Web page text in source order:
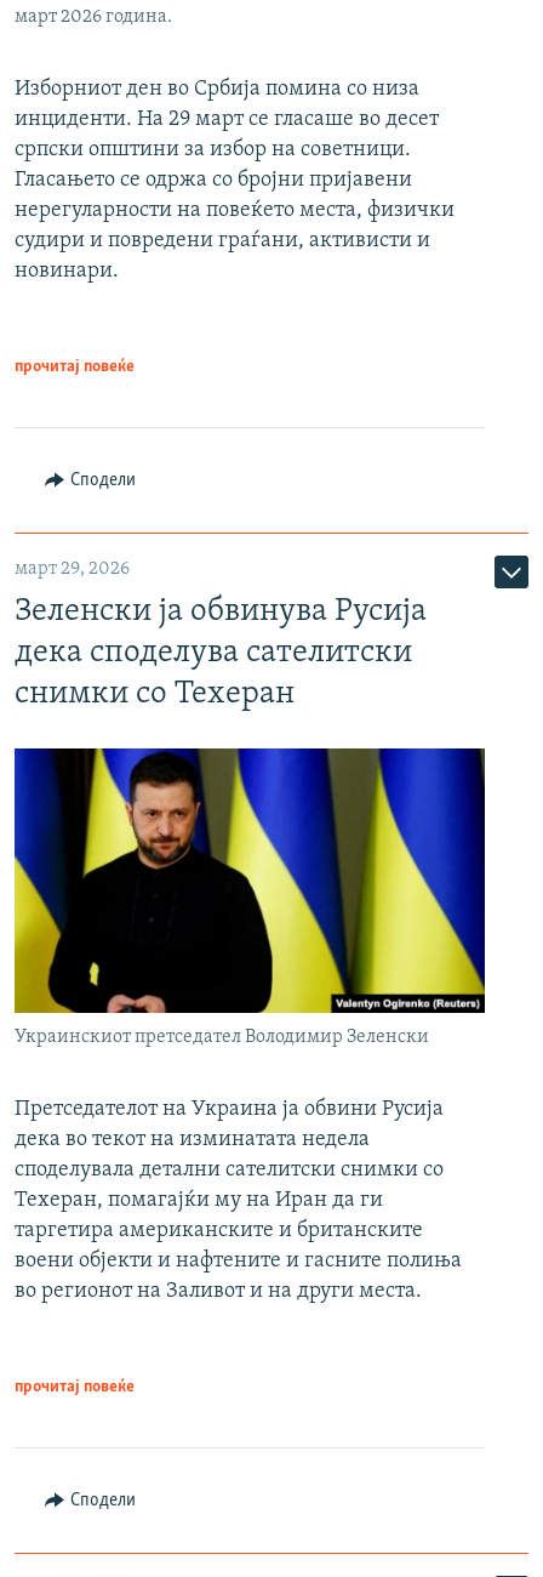
март 2026 година.
Изборниот ден во Србија помина со низа
инциденти. На 29 март се гласаше во десет
српски општини за избор на советници.
Гласањето се одржа со бројни пријавени
нерегуларности на повеќето места, физички
судири и повредени граѓани, активисти и
новинари.
прочитај повеќе
Сподели
март 29, 2026
Зеленски ја обвинува Русија
дека споделува сателитски
снимки со Техеран
Украинскиот претседател Володимир Зеленски
Претседателот на Украина ја обвини Русија
дека во текот на изминатата недела
споделувала детални сателитски снимки со
Техеран, помагајќи му на Иран да ги
таргетира американските и британските
воени објекти и нафтените и гасните полиња
во регионот на Заливот и на други места.
прочитај повеќе
Сподели